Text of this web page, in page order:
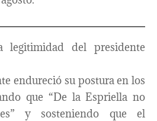
legitimidad del presidente
endureció su postura en los
que “De la Espriella no
y sosteniendo que el